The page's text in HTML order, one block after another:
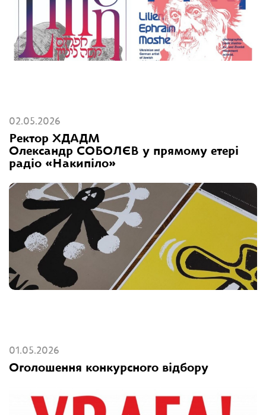
02.05.2026
Ректор ХДАДМ
Олександр СОБОЛЄВ у прямому етері
радіо «Накипіло»
01.05.2026
Оголошення конкурсного відбору